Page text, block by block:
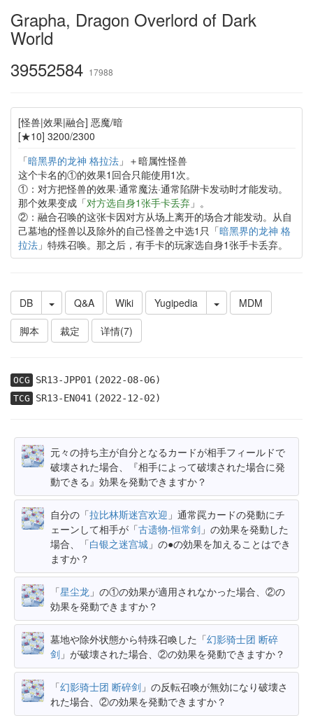
Grapha, Dragon Overlord of Dark
World
39552584 17988
[怪兽|效果|融合] 恶魔/暗
[★10] 3200/2300
「暗黑界的龙神 格拉法」＋暗属性怪兽
这个卡名的①的效果1回合只能使用1次。
①：对方把怪兽的效果·通常魔法·通常陷阱卡发动时才能发动。
那个效果变成「对方选自身1张手卡丢弃」。
②：融合召唤的这张卡因对方从场上离开的场合才能发动。从自
己墓地的怪兽以及除外的自己怪兽之中选1只「暗黑界的龙神 格
拉法」特殊召唤。那之后，有手卡的玩家选自身1张手卡丢弃。
DB Q&A Wiki Yugipedia
MDM
脚本
裁定 详情(7)
OCG SR13-JPP01(2022-08-06)
TCG SR13-EN041(2022-12-02)
元々の持ち主が自分となるカードが相手フィールドで
破壊された場合、『相手によって破壊された場合に発
動できる』効果を発動できますか？
自分の「拉比林斯迷宫欢迎 」通常罠カードの発動にチ
ェーンして相手が「古遗物-恒常剑 」の効果を発動した
場合、「白银之迷宫城 」の●の効果を加えることはでき
ますか？
「星尘龙 」の①の効果が適用されなかった場合、②の
効果を発動できますか？
墓地や除外状態から特殊召喚した「幻影骑士团 断碎
剑 」が破壊された場合、②の効果を発動できますか？
「幻影骑士团 断碎剑 」の反転召喚が無効になり破壊さ
れた場合、②の効果を発動できますか？